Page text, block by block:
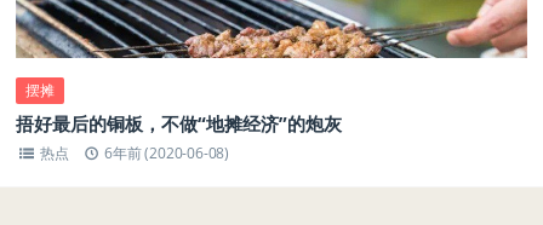
摆摊
捂好最后的铜板，不做“地摊经济”的炮灰
热点 6年前 (2020-06-08)